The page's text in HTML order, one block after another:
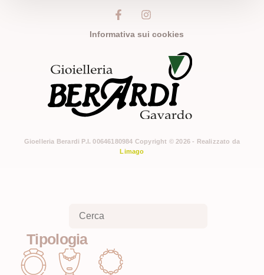
Informativa sui cookies
Gioelleria Berardi P.I. 00646180984 Copyright © 2026 - Realizzato da
Limago
Tipologia